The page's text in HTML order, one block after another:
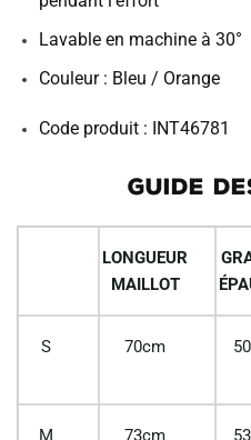
Lavable en machine à 30°
Couleur : Bleu / Orange
Code produit : INT46781
GUIDE
LONGUEUR
MAILLOT
S 70cm
M 73cm